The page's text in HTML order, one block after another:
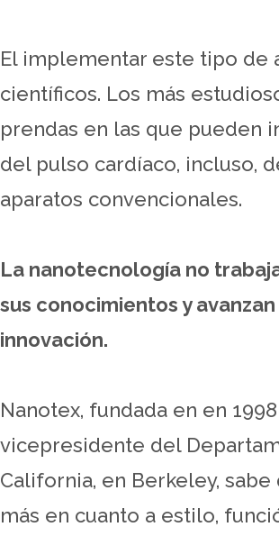
El implementar este tipo de
científicos. Los más
prendas en las que pueden
del pulso cardíaco, incluso,
aparatos convencionales.
La nanotecnología no
sus conocimientos y
innovación.
Nanotex, fundada en en
vicepresidente del
California, en Berkeley,
más en cuanto a estilo,